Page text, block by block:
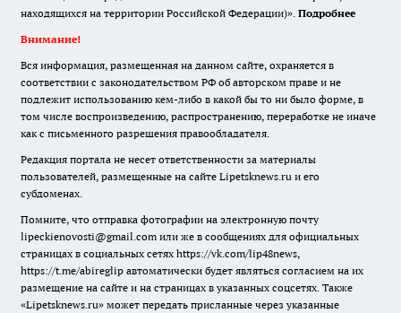
находящихся на территории Российской Федерации)». Подробнее
Внимание!
Вся информация, размещенная на данном сайте, охраняется в
соответствии с законодательством РФ об авторском праве и не
подлежит использованию кем-либо в какой бы то ни было форме, в
том числе воспроизведению, распространению, переработке не иначе
как с письменного разрешения правообладателя.
Редакция портала не несет ответственности за материалы
пользователей, размещенные на сайте Lipetsknews.ru и его
субдоменах.
Помните, что отправка фотографии на электронную почту
lipeckienovosti@gmail.com или же в сообщениях для официальных
страницах в социальных сетях https://vk.com/lip48news,
https://t.me/abireglip автоматически будет являться согласием на их
размещение на сайте и на страницах в указанных соцсетях. Также
«Lipetsknews.ru» может передать присланные через указанные